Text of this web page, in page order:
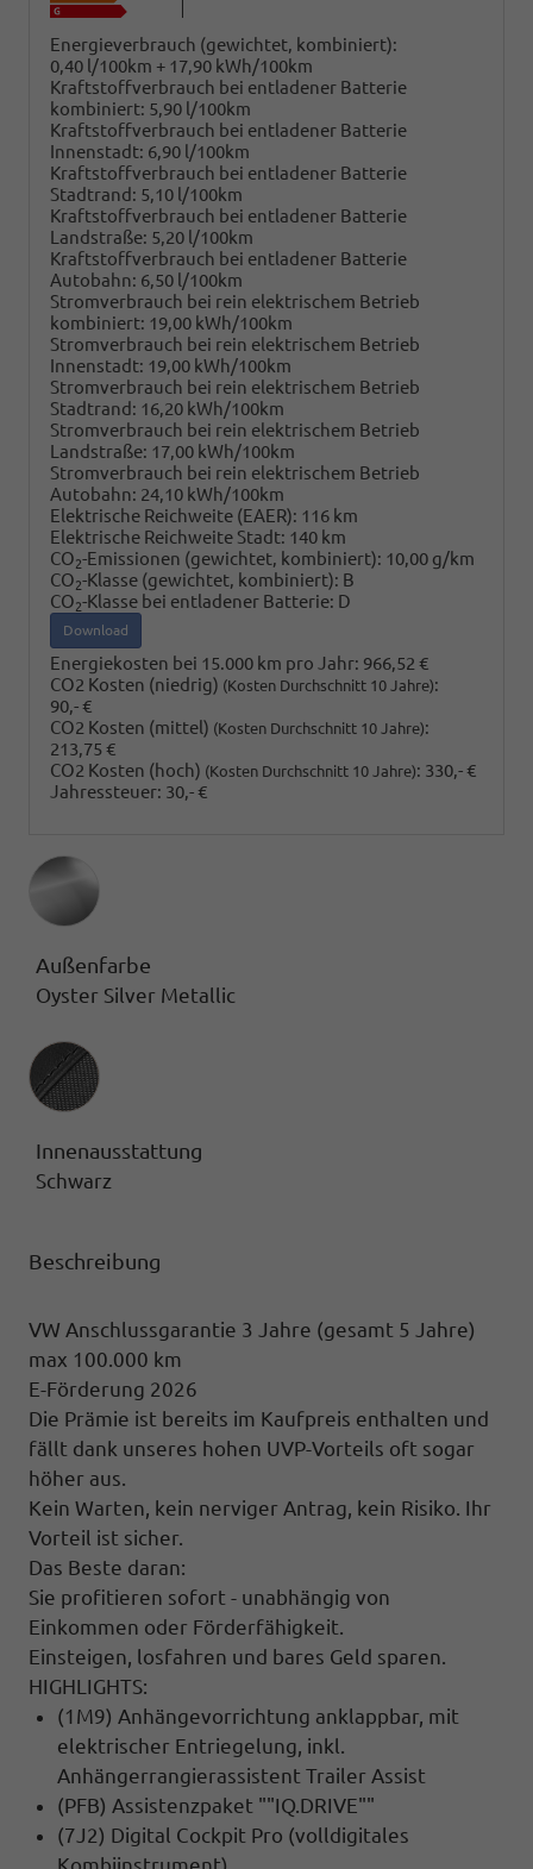
Energieverbrauch (gewichtet, kombiniert):
0,40 l/100km + 17,90 kWh/100km
Kraftstoffverbrauch bei entladener Batterie
kombiniert: 5,90 l/100km
Kraftstoffverbrauch bei entladener Batterie
Innenstadt: 6,90 l/100km
Kraftstoffverbrauch bei entladener Batterie
Stadtrand: 5,10 l/100km
Kraftstoffverbrauch bei entladener Batterie
Landstraße: 5,20 l/100km
Kraftstoffverbrauch bei entladener Batterie
Autobahn: 6,50 l/100km
Stromverbrauch bei rein elektrischem Betrieb
kombiniert: 19,00 kWh/100km
Stromverbrauch bei rein elektrischem Betrieb
Innenstadt: 19,00 kWh/100km
Stromverbrauch bei rein elektrischem Betrieb
Stadtrand: 16,20 kWh/100km
Stromverbrauch bei rein elektrischem Betrieb
Landstraße: 17,00 kWh/100km
Stromverbrauch bei rein elektrischem Betrieb
Autobahn: 24,10 kWh/100km
Elektrische Reichweite (EAER): 116 km
Elektrische Reichweite Stadt: 140 km
CO2-Emissionen (gewichtet, kombiniert): 10,00 g/km
CO2-Klasse (gewichtet, kombiniert): B
CO2-Klasse bei entladener Batterie: D
Download
Energiekosten bei 15.000 km pro Jahr: 966,52 €
CO2 Kosten (niedrig) (Kosten Durchschnitt 10 Jahre):
90,- €
CO2 Kosten (mittel) (Kosten Durchschnitt 10 Jahre):
213,75 €
CO2 Kosten (hoch) (Kosten Durchschnitt 10 Jahre): 330,- €
Jahressteuer: 30,- €
Außenfarbe
Oyster Silver Metallic
Innenausstattung
Innenausstattung
Schwarz
Beschreibung
VW Anschlussgarantie 3 Jahre (gesamt 5 Jahre)
max 100.000 km
E-Förderung 2026
Die Prämie ist bereits im Kaufpreis enthalten und
fällt dank unseres hohen UVP-Vorteils oft sogar
höher aus.
Kein Warten, kein nerviger Antrag, kein Risiko. Ihr
Vorteil ist sicher.
Das Beste daran:
Sie profitieren sofort - unabhängig von
Einkommen oder Förderfähigkeit.
Einsteigen, losfahren und bares Geld sparen.
HIGHLIGHTS:
(1M9) Anhängevorrichtung anklappbar, mit
elektrischer Entriegelung, inkl.
Anhängerrangierassistent Trailer Assist
(PFB) Assistenzpaket ""IQ.DRIVE""
(7J2) Digital Cockpit Pro (volldigitales